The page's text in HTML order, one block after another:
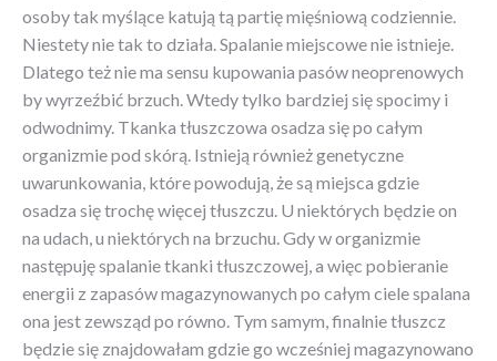
osoby tak myślące katują tą partię mięśniową codziennie.
Niestety nie tak to działa. Spalanie miejscowe nie istnieje.
Dlatego też nie ma sensu kupowania pasów neoprenowych
by wyrzeźbić brzuch. Wtedy tylko bardziej się spocimy i
odwodnimy. Tkanka tłuszczowa osadza się po całym
organizmie pod skórą. Istnieją również genetyczne
uwarunkowania, które powodują, że są miejsca gdzie
osadza się trochę więcej tłuszczu. U niektórych będzie on
na udach, u niektórych na brzuchu. Gdy w organizmie
następuję spalanie tkanki tłuszczowej, a więc pobieranie
energii z zapasów magazynowanych po całym ciele spalana
ona jest zewsząd po równo. Tym samym, finalnie tłuszcz
będzie się znajdowałam gdzie go wcześniej magazynowano